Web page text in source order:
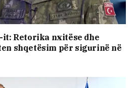
it: Retorika nxitëse dhe
shqetësim për sigurinë në